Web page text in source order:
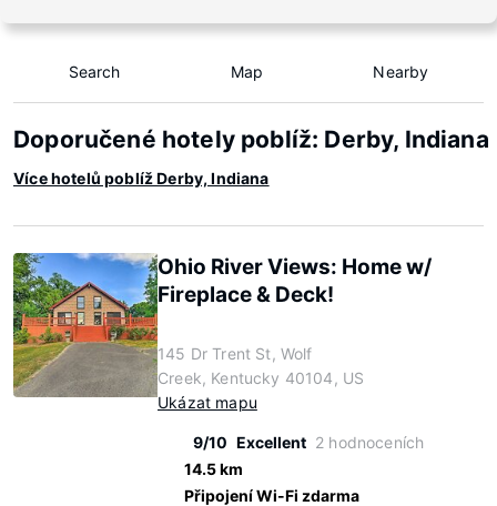
Search Map Nearby
Doporučené hotely poblíž: Derby, Indiana
Více hotelů poblíž Derby, Indiana
Ohio River Views: Home w/
Fireplace & Deck!
145 Dr Trent St, Wolf
Creek, Kentucky 40104, US
Ukázat mapu
9/10 Excellent 2 hodnoceních
14.5 km
Připojení Wi-Fi zdarma